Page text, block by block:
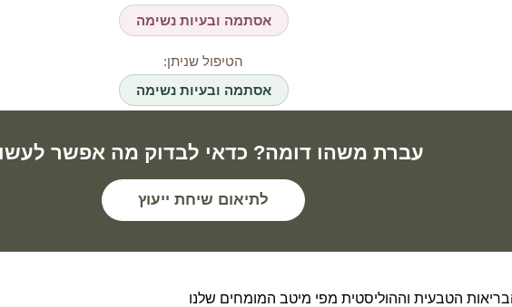
אסתמה ובעיות נשימה
הטיפול שניתן:
אסתמה ובעיות נשימה
עברת משהו דומה? כדאי לבדוק מה אפשר
לתיאום שיחת ייעוץ
הטבעית וההוליסטית מפי מיטב המומחים שלנו